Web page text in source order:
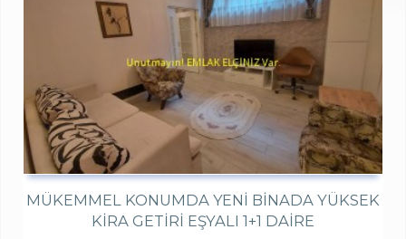
MÜKEMMEL KONUMDA YENI BINADA YÜKSEK
KIRA GETIRI EŞYALI 1+1 DAIRE